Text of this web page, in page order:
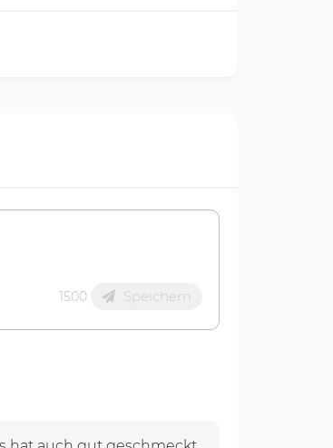
1500 Speichern